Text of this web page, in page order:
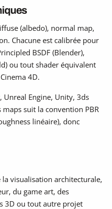
(albedo), normal map,
Chacune est calibrée pour
BSDF (Blender),
ou tout shader équivalent
4D.
Unreal Engine, Unity, 3ds
suit la convention PBR
linéaire), donc
visualisation architecturale,
du game art, des
3D ou tout autre projet